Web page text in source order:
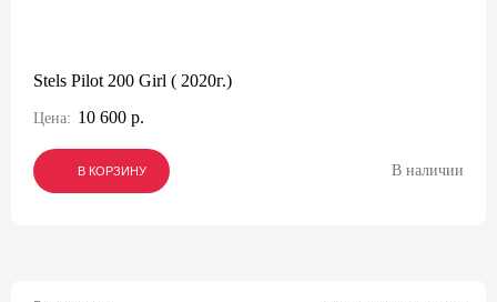
Stels Pilot 200 Girl ( 2020г.)
Цена: 10 600 р.
В КОРЗИНУ
В КОРЗИНУ
В КОРЗИНУ В наличии